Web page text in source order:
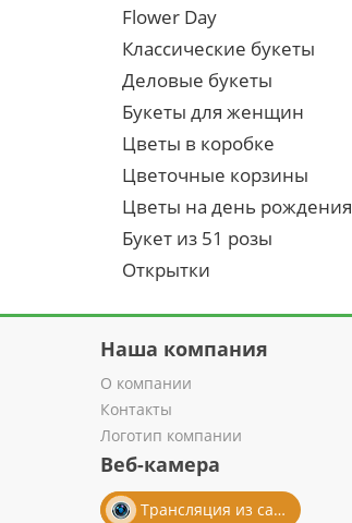
Flower Day
Классические букеты
Деловые букеты
Букеты для женщин
Цветы в коробке
Цветочные корзины
Цветы на день рождения
Букет из 51 розы
Открытки
Наша компания
О компании
Контакты
Логотип компании
Веб-камера
Трансляция из салона